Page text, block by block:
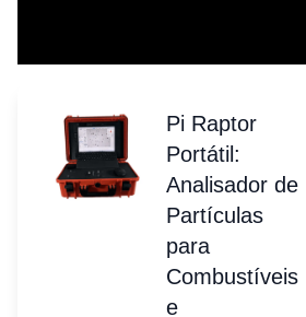
Pi Raptor
Portátil:
Analisador de
Partículas
para
Combustíveis
e